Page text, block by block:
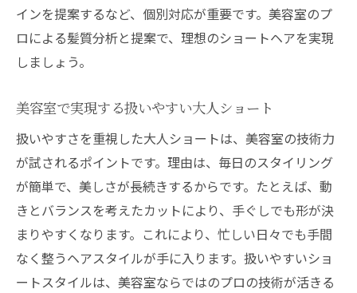
美容室選びに役立つチェックポイント集
美容室利用者の口コミから選ぶコツ
大人女性に選ばれるショートが得意な美容室情
美容室が大人女性に支持される理由とは
美容室のショートヘア施術の実力に注目
美容室で叶える上品な大人ショート体験
美容室の丁寧なカウンセリングの評判
美容室で人気のショートアレンジ方法
美容室選びで悩む方へのアドバイス集
美容室選びで大人ショートが映える秘訣
インを提案するなど、個別対応が重要です。美容室のプ
ロによる髪質分析と提案で、理想のショートヘアを実現
しましょう。
美容室で実現する扱いやすい大人ショート
扱いやすさを重視した大人ショートは、美容室の技術力
が試されるポイントです。理由は、毎日のスタイリング
が簡単で、美しさが長続きするからです。たとえば、動
きとバランスを考えたカットにより、手ぐしでも形が決
まりやすくなります。これにより、忙しい日々でも手間
なく整うヘアスタイルが手に入ります。扱いやすいショ
ートスタイルは、美容室ならではのプロの技術が活きる